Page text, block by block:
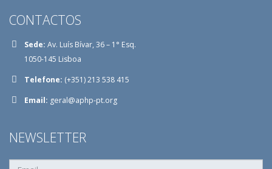
CONTACTOS
Sede: Av. Luís Bívar, 36 – 1° Esq.
1050-145 Lisboa
Telefone: (+351) 213 538 415
Email: geral@aphp-pt.org
NEWSLETTER